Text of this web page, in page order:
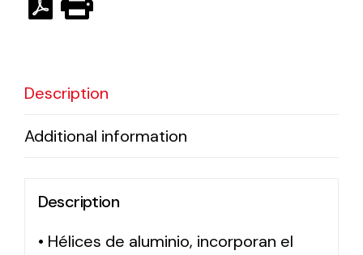
Description
Additional information
Description
• Hélices de aluminio, incorporan el